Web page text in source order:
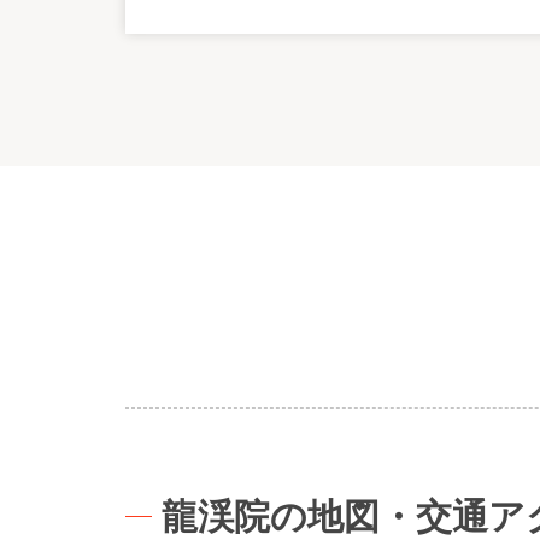
龍渓院の地図・交通ア